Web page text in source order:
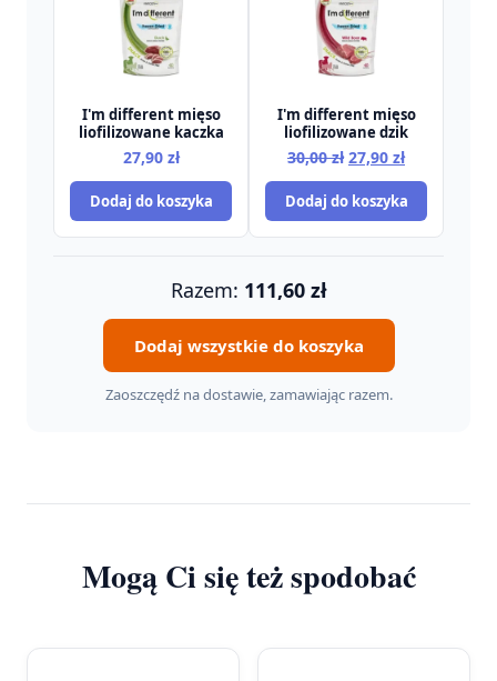
I'm different mięso
liofilizowane kaczka
27,90 zł
Dodaj do koszyka
I'm different mięso
liofilizowane dzik
30,00zł Pierwotna
cena
wynosiła:
27,90 złAktualna
cena
wynosi:
27,90 zł.
Dodaj do koszyka
Razem: 111,60 zł
Dodaj wszystkie do koszyka
Zaoszczędź na dostawie, zamawiając razem.
Mogą Ci się też spodobać